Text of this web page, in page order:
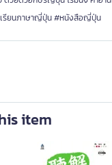
ยนภาษาญี่ปุ่น #หนังสือญี่ปุ่น
item